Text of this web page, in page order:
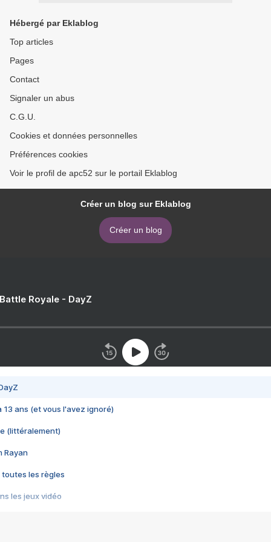
Hébergé par Eklablog
Top articles
Pages
Contact
Signaler un abus
C.G.U.
Cookies et données personnelles
Préférences cookies
Voir le profil de apc52 sur le portail Eklablog
Créer un blog sur Eklablog
Créer un blog
Royale - DayZ
13 ans (et vous l'avez ignoré)
(littéralement)
Rayan
toutes les règles
les jeux vidéo